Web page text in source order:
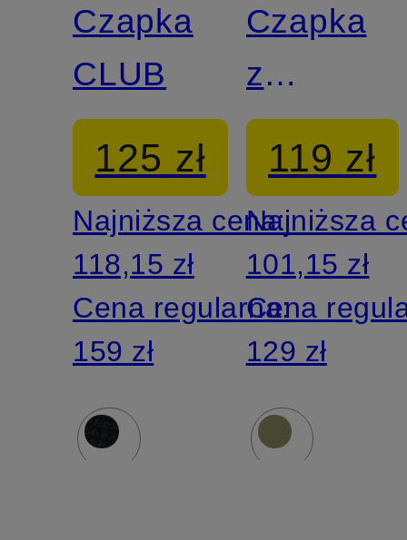
Czapka
CLUB
125 zł
Najniższa cena:
118,15 zł
Cena regularna:
159 zł
Czapka
z
daszkiem
DRI-FIT
CLUB
119 zł
Najniższa
101,15 zł
Cena
129 zł